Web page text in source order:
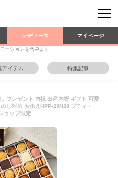
レディース マイページ
ーションを含みます
アイテム 特集記事
プレゼント 内祝 出産内祝 ギフト 可愛
し対応 お供えHPP-28N28 プティ・
ョップ限定